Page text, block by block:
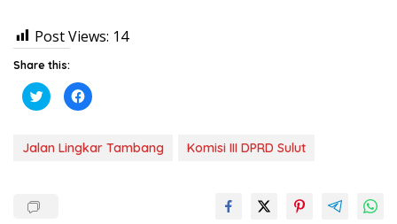
Post Views: 14
Share this:
K
l
n
t
K
l
n
t
Jalan Lingkar Tambang Komisi III DPRD Sulut